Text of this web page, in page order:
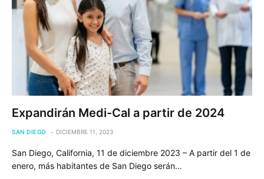
Expandirán Medi-Cal a partir de 2024
SAN DIEGO DICIEMBRE 11, 2023
San Diego, California, 11 de diciembre 2023 – A partir del 1 de
enero, más habitantes de San Diego serán…